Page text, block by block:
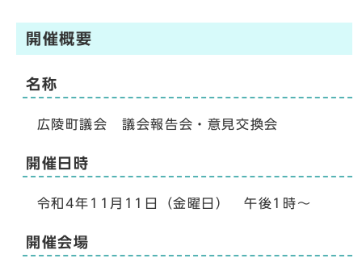
開催概要
名称
広陵町議会 議会報告会・意見交換会
開催日時
令和4年11月11日（金曜日） 午後1時～
開催会場